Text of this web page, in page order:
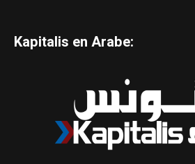
Kapitalis en Arabe: